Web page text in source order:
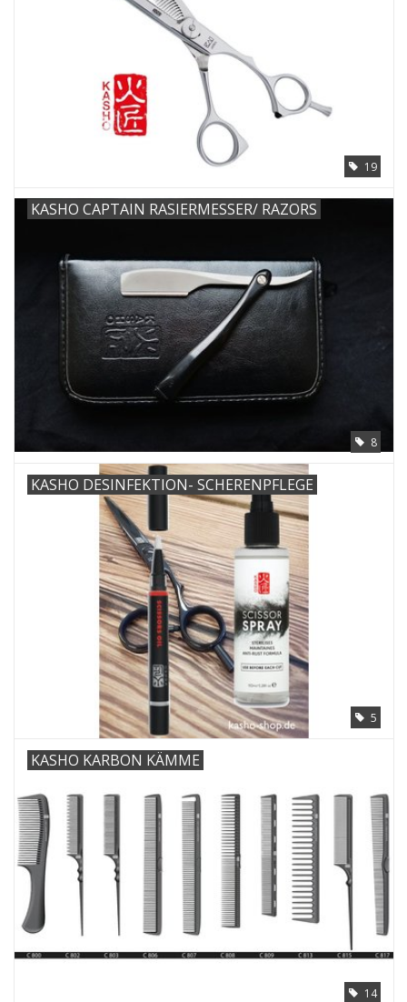
19
KASHO CAPTAIN RASIERMESSER/ RAZORS
8
KASHO DESINFEKTION- SCHERENPFLEGE
5
KASHO KARBON KÄMME
14